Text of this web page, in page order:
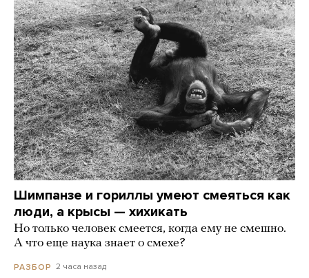
Шимпанзе и гориллы умеют смеяться как
люди, а крысы — хихикать
Но только человек смеется, когда ему не смешно.
А что еще наука знает о смехе?
РАЗБОР 2 часа назад